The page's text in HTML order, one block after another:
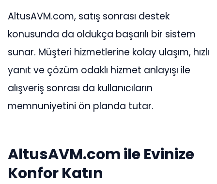
AltusAVM.com, satış sonrası destek
konusunda da oldukça başarılı bir sistem
sunar. Müşteri hizmetlerine kolay ulaşım, hızlı
yanıt ve çözüm odaklı hizmet anlayışı ile
alışveriş sonrası da kullanıcıların
memnuniyetini ön planda tutar.
AltusAVM.com ile Evinize
Konfor Katın